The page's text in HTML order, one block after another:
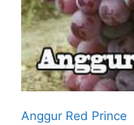
Anggur Red Prince